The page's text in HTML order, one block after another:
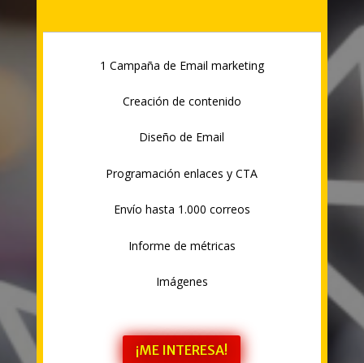
1 Campaña de Email marketing
Creación de contenido
Diseño de Email
Programación enlaces y CTA
Envío hasta 1.000 correos
Informe de métricas
Imágenes
¡ME INTERESA!